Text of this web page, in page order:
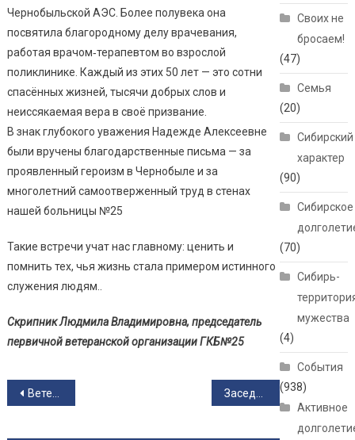
Чернобыльской АЭС. Более полувека она
посвятила благородному делу врачевания,
работая врачом‑терапевтом во взрослой
поликлинике. Каждый из этих 50 лет — это сотни
спасённых жизней, тысячи добрых слов и
неиссякаемая вера в своё призвание.
В знак глубокого уважения Надежде Алексеевне
были вручены благодарственные письма — за
проявленный героизм в Чернобыле и за
многолетний самоотверженный труд в стенах
нашей больницы №25
Такие встречи учат нас главному: ценить и
помнить тех, чья жизнь стала примером истинного
служения людям..
Скрипник Людмила Владимировна, председатель
первичной ветеранской организации ГКБ№25
Навигация по записям
Ветераны Заельцовского района подвели итоги года и определили основные задачи совместной работы на 2026 год
Своих не
бросаем!
(47)
Семья
(20)
Сибирский
характер
(90)
Сибирское
(70)
Сибирь-
мужества
(4)
События
(938)
Активное